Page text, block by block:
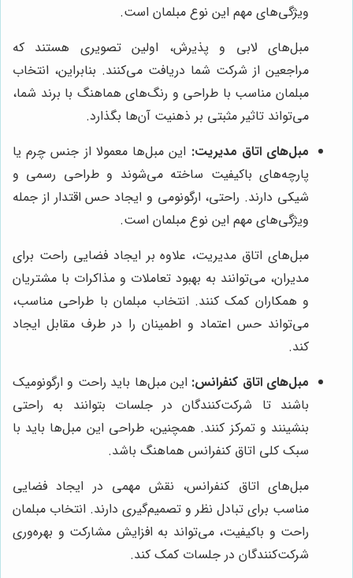
ویژگی‌های مهم این نوع مبلمان است.
مبل‌های لابی و پذیرش، اولین تصویری هستند که
مراجعین از شرکت شما دریافت می‌کنند. بنابراین، انتخاب
مبلمان مناسب با طراحی و رنگ‌های هماهنگ با برند شما،
می‌تواند تاثیر مثبتی بر ذهنیت آن‌ها بگذارد.
مبل‌های اتاق مدیریت: این مبل‌ها معمولا از جنس چرم یا
پارچه‌های باکیفیت ساخته می‌شوند و طراحی رسمی و
شیکی دارند. راحتی، ارگونومی و ایجاد حس اقتدار از جمله
ویژگی‌های مهم این نوع مبلمان است.
مبل‌های اتاق مدیریت، علاوه بر ایجاد فضایی راحت برای
مدیران، می‌توانند به بهبود تعاملات و مذاکرات با مشتریان
و همکاران کمک کنند. انتخاب مبلمان با طراحی مناسب،
می‌تواند حس اعتماد و اطمینان را در طرف مقابل ایجاد
کند.
مبل‌های اتاق کنفرانس: این مبل‌ها باید راحت و ارگونومیک
باشند تا شرکت‌کنندگان در جلسات بتوانند به راحتی
بنشینند و تمرکز کنند. همچنین، طراحی این مبل‌ها باید با
سبک کلی اتاق کنفرانس هماهنگ باشد.
مبل‌های اتاق کنفرانس، نقش مهمی در ایجاد فضایی
مناسب برای تبادل نظر و تصمیم‌گیری دارند. انتخاب مبلمان
راحت و باکیفیت، می‌تواند به افزایش مشارکت و بهره‌وری
شرکت‌کنندگان در جلسات کمک کند.